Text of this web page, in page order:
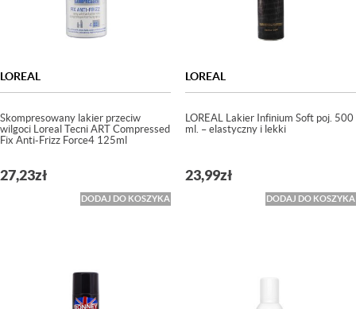
LOREAL
Skompresowany lakier przeciw
wilgoci Loreal Tecni ART Compressed
Fix Anti-Frizz Force4 125ml
27,23zł
DODAJ DO KOSZYKA
LOREAL
LOREAL Lakier Infinium Soft poj. 500
ml. – elastyczny i lekki
23,99zł
DODAJ DO KOSZYKA